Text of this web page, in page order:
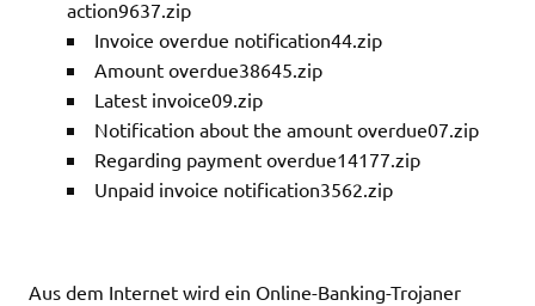
action9637.zip
Invoice overdue notification44.zip
Amount overdue38645.zip
Latest invoice09.zip
Notification about the amount overdue07.zip
Regarding payment overdue14177.zip
Unpaid invoice notification3562.zip
Aus dem Internet wird ein Online-Banking-Trojaner